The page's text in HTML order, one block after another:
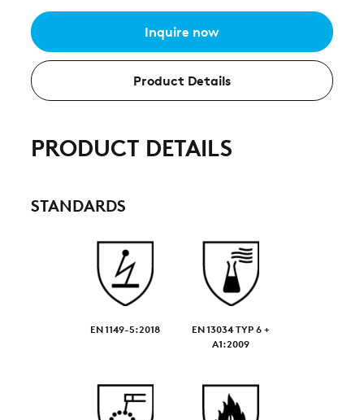
Inquire now
Product Details
PRODUCT DETAILS
STANDARDS
EN 1149-5:2018
EN 13034 TYP 6 +
A1:2009